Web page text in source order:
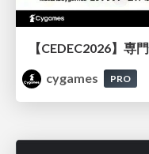
cygames
PRO